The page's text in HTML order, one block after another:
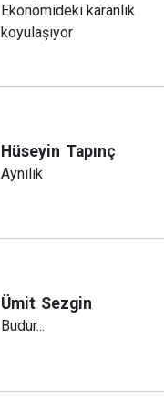
Ekonomideki karanlık
koyulaşıyor
Hüseyin Tapınç
Aynılık
Ümit Sezgin
Budur...